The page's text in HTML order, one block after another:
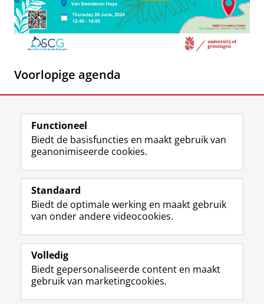
Voorlopige agenda
Deel dit Facebook LinkedIn
View this page in:English
Studiekiezers
Alumni
Over ons
Functioneel
Biedt de basisfuncties en maakt gebruik van
geanonimiseerde cookies.
Standaard
Biedt de optimale werking en maakt gebruik
van onder andere videocookies.
Volledig
Biedt gepersonaliseerde content en maakt
gebruik van marketingcookies.